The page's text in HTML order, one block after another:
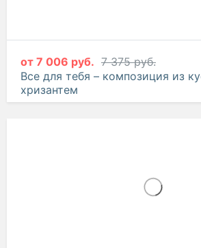
от 7 006 руб. 7 375 руб.
Все для тебя – композиция из
хризантем